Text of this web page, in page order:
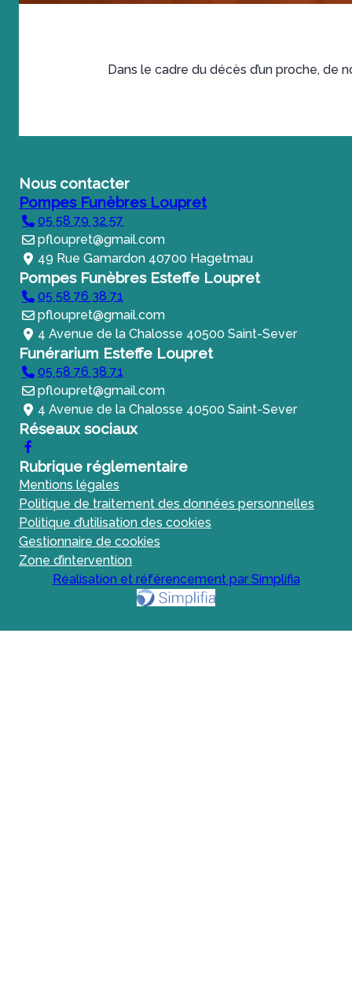
Dans le cadre du décès d’un proche, de
Nous contacter
Pompes Funèbres Loupret
05 58 79 32 57
pfloupret@gmail.com
49 Rue Gamardon 40700 Hagetmau
Pompes Funèbres Esteffe Loupret
05 58 76 38 71
pfloupret@gmail.com
4 Avenue de la Chalosse 40500 Saint-Sever
Funérarium Esteffe Loupret
05 58 76 38 71
pfloupret@gmail.com
4 Avenue de la Chalosse 40500 Saint-Sever
Réseaux sociaux
Rubrique réglementaire
Mentions légales
Politique de traitement des données personnelles
Politique d’utilisation des cookies
Gestionnaire de cookies
Zone d’intervention
Réalisation et référencement par Simplifia